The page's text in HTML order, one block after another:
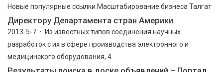
Новые популярные ссылки Масштабирование бизнеса Талгат
Директору Департамента стран Америки
2013-5-7 · Из известных типов соединения научных
разработок с их в сфере производства электронного и
медицинского оборудования, 4